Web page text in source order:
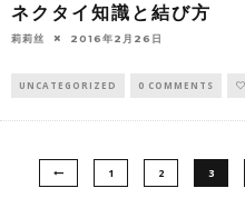
ネクタイ知識と結び方
莉莉丝 2016年2月26日
UNCATEGORIZED 0 COMMENTS
1 2 3